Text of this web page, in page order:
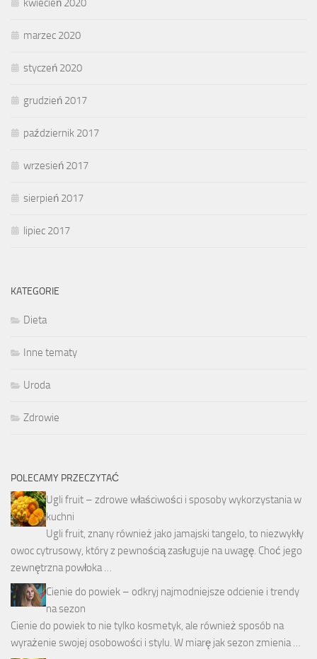
kwiecień 2020
marzec 2020
styczeń 2020
grudzień 2017
październik 2017
wrzesień 2017
sierpień 2017
lipiec 2017
KATEGORIE
Dieta
Inne tematy
Uroda
Zdrowie
POLECAMY PRZECZYTAĆ
Ugli fruit – zdrowe właściwości i sposoby wykorzystania w
kuchni
Ugli fruit, znany również jako jamajski tangelo, to niezwykły
owoc cytrusowy, który z pewnością zasługuje na uwagę. Choć jego
zewnętrzna powłoka …
Cienie do powiek – odkryj najmodniejsze odcienie i trendy
na sezon
Cienie do powiek to nie tylko kosmetyk, ale również sposób na
wyrażenie swojej osobowości i stylu. W miarę jak sezon zmienia …